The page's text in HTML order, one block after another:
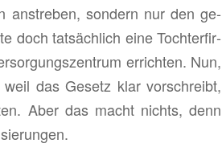
an­stre­ben, son­dern nur den ge­
doch tat­säch­lich eine Toch­ter­fir­
er­rich­ten. Nun,
das Ge­setz klar vor­schreibt,
Aber das macht nichts, denn